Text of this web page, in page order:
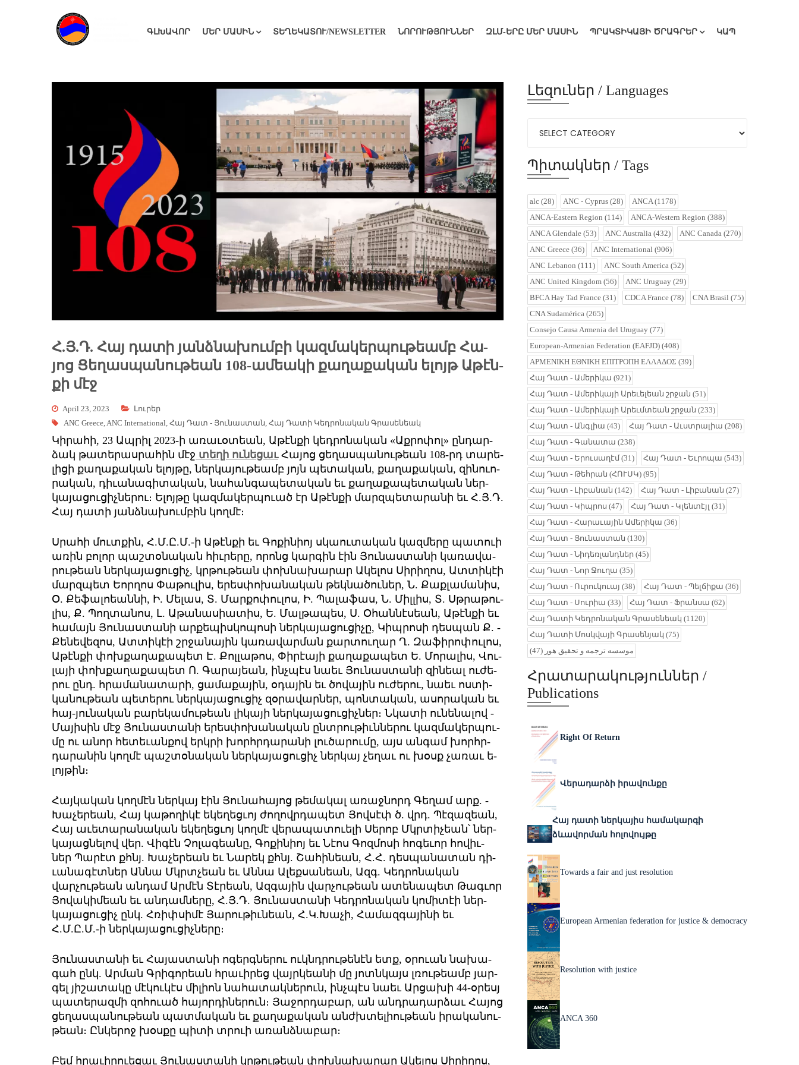
ԳԼԽԱՎՈՐ ՄԵՐ ՄԱՍԻՆ ՏԵՂԵԿԱՏՈՒ/NEWSLETTER ՆՈՐՈՒԹՅՈՒՆՆԵՐ ԶԼՄ-ԵՐԸ ՄԵՐ ՄԱՍԻՆ ՊՐԱԿՏԻԿԱՅԻ ԾՐԱԳՐԵՐ ԿԱՊ
Հ.Յ.Դ. Հայ դատի յանձնախումբի կազմակերպութեամբ Հա­
յոց ­Ցե­ղաս­պա­նու­թեան 108-ա­մեա­կի քա­ղա­քա­կան ե­լոյթ Ա­թէն­
քի մէջ
April 23, 2023
Լուրեր
ANC Greece,ANC International, Հայ Դատ - Յունաստան, Հայ Դատի Կեդրոնական Գրասենեակ
Կի­րա­հի, 23 Ապ­րիլ 2023-ի ա­ռա­ւօ­տեան, Ա­թէն­քի կեդ­րո­նա­կան «Աք­րո­փոլ» ըն­դար­
ձակ թա­տե­րաս­րա­հին մէջ տե­ղի ու­նե­ցաւ­Հա­յոց ցե­ղաս­պա­նու­թեան 108-րդ ­տա­րե­
լի­ցի քա­ղա­քա­կան ե­լոյ­թը, ներ­կա­յու­թեամբ յոյն պե­տա­կան, քա­ղա­քա­կան, զի­նո­ւո­
րա­կան, դի­ւա­նա­գի­տա­կան, նա­հան­գա­պե­տա­կան եւ քա­ղա­քա­պե­տա­կան ներ­
կա­յա­ցու­ցիչ­նե­րու։ Ե­լոյ­թը կազ­մա­կեր­պո­ւած էր Ա­թէն­քի մարզ­պե­տա­րա­նի եւ Հ.Յ.Դ.
­Հայ դա­տի յանձ­նա­խում­բին կող­մէ։
Ս­րա­հի մուտ­քին, Հ.Մ.Ը.Մ.-ի Ա­թէն­քի եւ ­Գո­քի­նիոյ սկաու­տա­կան կազ­մե­րը պա­տո­ւի
ա­ռին բո­լոր պաշ­տօ­նա­կան հիւ­րե­րը, ո­րոնց կար­գին էին ­Յու­նաս­տա­նի կա­ռա­վա­
րու­թեան ներ­կա­յա­ցու­ցիչ, կրթու­թեան փոխ­նա­խա­րար Ա­կե­լոս ­Սի­րի­ղոս, Ատ­տի­կէի
մարզ­պետ Եոր­ղոս ­Փա­թու­լիս, ե­րես­փո­խա­նա­կան թեկ­նա­ծու­ներ, Ն. ­Քաք­լա­մա­նիս,
Օ. ­Քե­ֆա­լոեան­նի, Ի. ­Մե­լաս, Տ. ­Մար­քո­փու­լոս, Ի. ­Պա­լա­ֆաս, Ն. ­Միլ­լիս, Տ. Սթ­րա­թու­
լիս, Ք. ­Պող­տա­նոս, Լ. Ա­թա­նա­սիա­տիս, Ե. ­Մալ­թա­պես, Ս. Օ­հան­նէ­սեան, Ա­թէն­քի եւ
հա­մայն ­Յու­նաս­տա­նի ար­քե­պիս­կո­պո­սի ներ­կա­յա­ցու­ցի­չը, ­Կիպ­րո­սի դես­պան Ք. ­
Քե­նե­վե­զոս, Ատ­տի­կէի շրջա­նա­յին կա­ռա­վար­ման քար­տու­ղար Ղ. ­Զա­ֆի­րո­փու­լոս,
Ա­թէն­քի փոխ­քա­ղա­քա­պետ Է. ­Քոլ­լա­թոս, ­Փի­րէա­յի քա­ղա­քա­պետ Ե. ­Մո­րա­լիս, ­Վու­
լա­յի փոխ­քա­ղա­քա­պետ Ո. ­Գա­րա­յեան, ինչ­պէս նաեւ ­Յու­նաս­տա­նի զի­նեալ ու­ժե­
րու ընդ. հրա­մա­նա­տա­րի, ցա­մա­քա­յին, օ­դա­յին եւ ծո­վա­յին ու­ժե­րու, նաեւ ոս­տի­
կա­նու­թեան պե­տե­րու ներ­կա­յա­ցու­ցիչ զօ­րա­վար­ներ, պոն­տա­կան, ա­սո­րա­կան եւ
հայ-յու­նա­կան բա­րե­կա­մու­թեան լի­կա­յի ներ­կա­յա­ցու­ցիչ­ներ։ Ն­կա­տի ու­նե­նա­լով ­
Մա­յի­սին մէջ ­Յու­նաս­տա­նի ե­րես­փո­խա­նա­կան ընտ­րու­թիւն­նե­րու կազ­մա­կեր­պու­
մը ու ա­նոր հե­տե­ւան­քով երկ­րի խորհր­դա­րա­նի լու­ծա­րու­մը, այս ան­գամ խորհր­
դա­րա­նին կող­մէ պաշ­տօ­նա­կան ներ­կա­յա­ցու­ցիչ ներ­կայ չե­ղաւ ու խօսք չա­ռաւ ե­
լոյ­թին։
­Հայ­կա­կան կող­մէն ներ­կայ էին ­Յու­նա­հա­յոց թե­մա­կալ ա­ռաջ­նորդ ­Գե­ղամ արք. ­
Խա­չե­րեան, ­Հայ կա­թո­ղի­կէ ե­կե­ղեց­ւոյ ժո­ղովր­դա­պետ ­Յով­սէփ ծ. վրդ. ­Պէ­զա­զեան,
­Հայ ա­ւե­տա­րա­նա­կան ե­կե­ղեց­ւոյ կող­մէ վե­րա­պա­տո­ւե­լի ­Սե­րոբ Մկր­տի­չեան՝ ներ­
կա­յաց­նե­լով վեր. ­Վի­գէն ­Չո­լա­գեա­նը, ­Գո­քի­նիոյ եւ ­Նէոս ­Գոզ­մո­սի հո­գե­ւոր հո­վիւ­
ներ ­Պա­րէտ քհնյ. ­Խա­չե­րեան եւ ­Նա­րեկ քհնյ. ­Շա­հի­նեան, Հ.Հ. դես­պա­նա­տան դի­
ւա­նա­գէտ­ներ Ան­նա Մկրտ­չեան եւ Ան­նա Ա­լեք­սա­նեան, Ազգ. Կեդրոնական
վարչութեան անդամ Արմէն Տէրեան, Ազ­գա­յին վար­չու­թեան ա­տե­նա­պետ ­Թագ­ւոր
­Յո­վա­կի­մեան եւ ան­դամ­նե­րը, Հ.Յ.Դ. ­Յու­նաս­տա­նի ­Կեդ­րո­նա­կան կո­մի­տէի ներ­
կա­յա­ցու­ցիչ ընկ. Հ­ռիփ­սի­մէ ­Յա­րու­թիւ­նեան, Հ.Կ.­Խա­չի, ­Հա­մազ­գա­յի­նի եւ
Հ.Մ.Ը.Մ.-ի ներ­կա­յա­ցու­ցիչ­նե­րը։
­Յու­նաս­տա­նի եւ ­Հա­յաս­տա­նի ո­գերգ­նե­րու ուկնդ­րու­թե­նէն ետք, օ­րո­ւան նա­խա­
գահ ընկ. Ար­ման Գ­րի­գո­րեան հրա­ւի­րեց վայր­կեա­նի մը յոտն­կայս լռու­թեամբ յար­
գել յի­շա­տա­կը մէ­կու­կէս մի­լիոն նա­հա­տակ­նե­րուն, ինչ­պէս նաեւ Ար­ցա­խի 44-օ­րեսյ
պա­տե­րազ­մի զո­հո­ւած հա­յոր­դի­նե­րուն։ ­Յա­ջոր­դա­բար, ան անդ­րա­դար­ձաւ ­Հա­յոց
ցե­ղաս­պա­նու­թեան պատ­մա­կան եւ քա­ղա­քա­կան անժխ­տե­լիու­թեան ի­րա­կա­նու­
թեան։ Ըն­կե­րոջ խօս­քը պի­տի տրո­ւի ա­ռանձ­նա­բար։
Բեմ հրա­ւի­րո­ւե­ցաւ ­Յու­նաս­տա­նի կրթու­թեան փոխ­նա­խա­րար Ա­կե­լոս ­Սի­րի­ղոս,
Լեզուներ / Languages
Պիտակներ / Tags
alc (28) ANC - Cyprus (28) ANCA(1178)
ANCA-Eastern Region (114) ANCA-Western Region (388)
ANCA Glendale (53) ANC Australia (432) ANC Canada (270)
ANC Greece (36) ANC International (906)
ANC Lebanon (111) ANC South America (52)
ANC United Kingdom (56) ANC Uruguay (29)
BFCA Hay Tad France (31) CDCA France (78) CNA Brasil (75)
CNA Sudamérica (265)
Consejo Causa Armenia del Uruguay (77)
European-Armenian Federation (EAFJD) (408)
ΑΡΜΕΝΙΚΗ ΕΘΝΙΚΗ ΕΠΙΤΡΟΠΗ ΕΛΛΑΔΟΣ (39)
Հայ Դատ - Ամերիկա (921)
Հայ Դատ - Ամերիկայի Արեւելեան շրջան (51)
Հայ Դատ - Ամերիկայի Արեւմտեան շրջան (233)
Հայ Դատ - Անգլիա (43) Հայ Դատ - Աւստրալիա (208)
Հայ Դատ - Գանատա (238)
Հայ Դատ - Երուսաղէմ(31) Հայ Դատ - Եւրոպա (543)
Հայ Դատ - Թեհրան (ՀՈՒՍԿ) (95)
Հայ Դատ - Լիբանան (142) Հայ Դատ - Լիբանան (27)
Հայ Դատ - Կիպրոս (47) Հայ Դատ - Կլենտէյլ (31)
Հայ Դատ - Հարաւային Ամերիկա (36)
Հայ Դատ - Յունաստան (130)
Հայ Դատ - Նիդեռլանդներ (45)
Հայ Դատ - Նոր Ջուղա (35)
Հայ Դատ - Ուրուկուայ (38) Հայ Դատ - Պելճիքա (36)
Հայ Դատ - Սուրիա (33) Հայ Դատ - Ֆրանսա (62)
Հայ Դատի Կեդրոնական Գրասենեակ (1120)
Հայ Դատի Մոսկվայի Գրասենյակ (75)
موسسه ترجمه و تحقیق هور (47)
Հրատարակություններ /
Publications
Right Of Return
Վերադարձի իրավունքը
Հայ դատի ներկայիս համակարգի
ձևավորման հոլովույթը
Towards a fair and just resolution
European Armenian federation for justice & democracy
Resolution with justice
ANCA 360